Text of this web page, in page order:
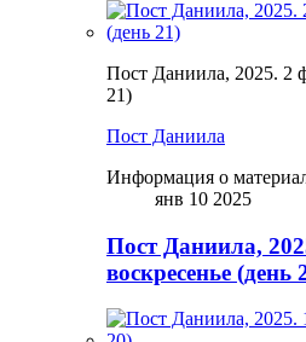
Пост Даниила, 2025. 2
21)
Пост Даниила
Информация о
янв 10 2025
Пост Даниила,
воскресенье (день